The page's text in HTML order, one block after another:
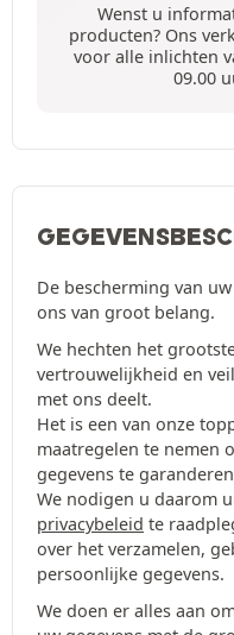
Wenst u
producten? Ons
voor alle inlichten
09.00
De bescherming van
ons van groot belang.
We hechten het
vertrouwelijkheid en
met ons deelt.
Het is een van onze
maatregelen te nemen
gegevens te
We nodigen u daarom
privacybeleid te
over het verzamelen,
persoonlijke gegevens.
We doen er alles aan